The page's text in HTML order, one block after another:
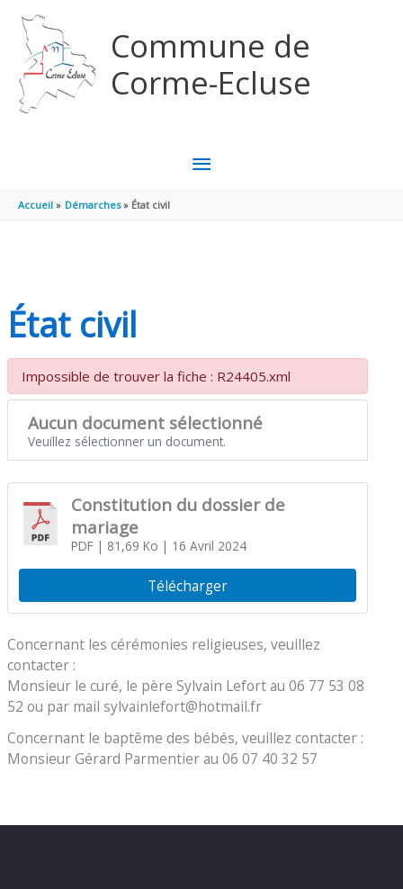
Commune de
Corme-Ecluse
MENU
Accueil Démarches État civil
État civil
Impossible de trouver la fiche : R24405.xml
Aucun document sélectionné
Veuillez sélectionner un document.
Constitution du dossier de
mariage
PDF| 81,69 Ko | 16 Avril 2024
Télécharger
Concernant les cérémonies religieuses, veuillez
contacter :
Monsieur le curé, le père Sylvain Lefort au 06 77 53 08
52 ou par mail sylvainlefort@hotmail.fr
Concernant le baptême des bébés, veuillez contacter :
Monsieur Gérard Parmentier au 06 07 40 32 57